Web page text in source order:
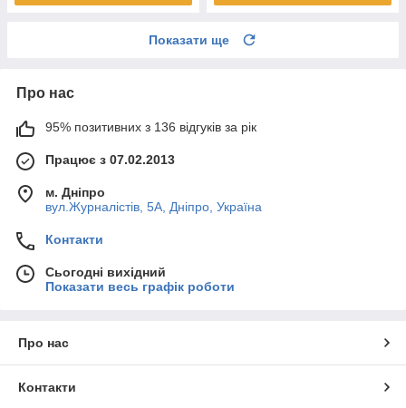
Показати ще
Про нас
95% позитивних з 136 відгуків за рік
Працює з 07.02.2013
м. Дніпро
вул.Журналістів, 5А, Дніпро, Україна
Контакти
Сьогодні вихідний
Показати весь графік роботи
Про нас
Контакти